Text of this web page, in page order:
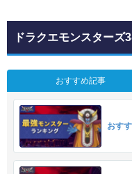
ドラクエモンスターズ
おすすめ記事
おす